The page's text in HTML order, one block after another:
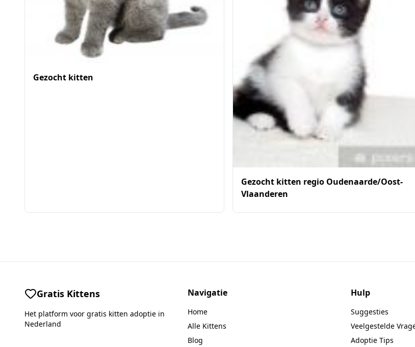
Gezocht kitten
Gezocht kitten regio Oudenaarde/Oost-
Vlaanderen
Gratis Kittens
Het platform voor gratis kitten adoptie in
Nederland
Navigatie
Home
Alle Kittens
Blog
Hulp
Suggesties
Veelgestelde
Adoptie Tips